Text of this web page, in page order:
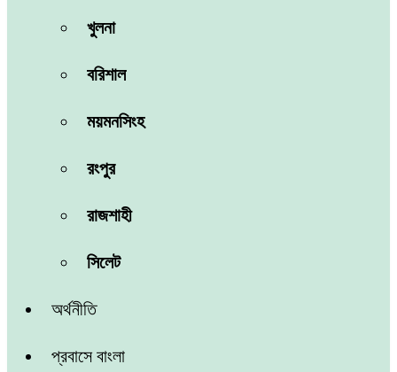
খুলনা
বরিশাল
ময়মনসিংহ
রংপুর
রাজশাহী
সিলেট
অর্থনীতি
প্রবাসে বাংলা